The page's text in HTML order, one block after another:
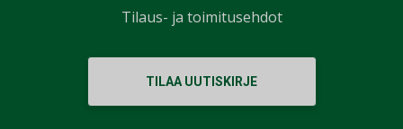
TILAA UUTISKIRJE
Tilaus- ja toimitusehdot